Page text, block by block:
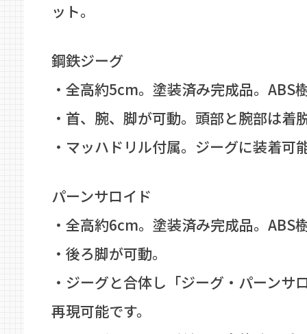
ット。
鋼鉄ジーグ
・全高約5cm。塗装済み完成品。ABS
・首、腕、脚が可動。頭部と腕部は着
・マッハドリル付属。ジーグに装着可
パーンサロイド
・全高約6cm。塗装済み完成品。ABS
・後ろ脚が可動。
・ジーグと合体し「ジーグ・パーンサ
再現可能です。